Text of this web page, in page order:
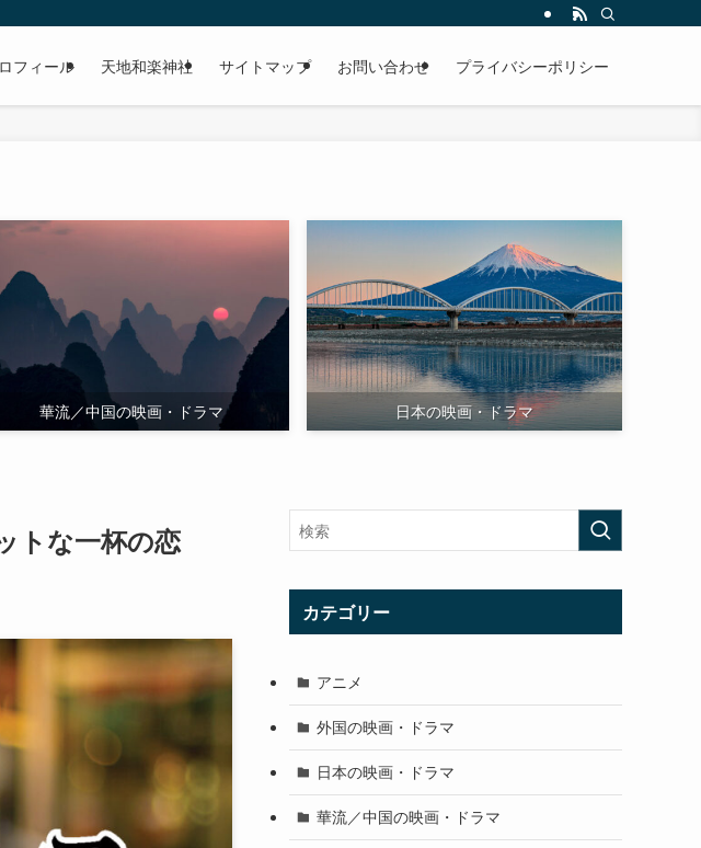
フィール 天地和楽神社 サイトマップ お問い合わせ プライバシーポリシー
華流／中国の映画・ドラマ 日本の映画・ドラマ
トな一杯の恋
カテゴリー
アニメ
外国の映画・ドラマ
日本の映画・ドラマ
華流／中国の映画・ドラマ